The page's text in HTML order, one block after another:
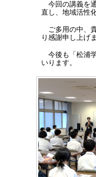
今回の講義を
直し、地域活性
ご多用の中、
り感謝申し上げ
今後も「松浦
いります。